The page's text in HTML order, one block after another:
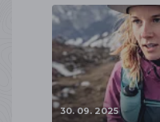
30. 09. 2025